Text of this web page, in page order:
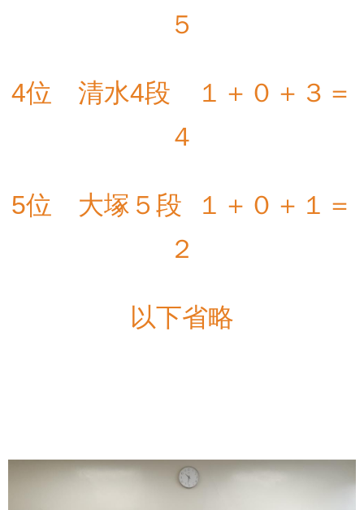
５
4位 清水4段 １＋０＋３＝
４
5位 大塚５段 １＋０＋１＝
２
以下省略